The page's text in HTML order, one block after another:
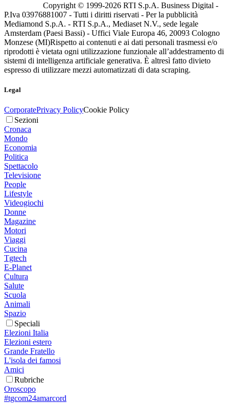
Copyright © 1999-2026 RTI S.p.A. Business Digital -
P.Iva 03976881007 - Tutti i diritti riservati - Per la pubblicità
Mediamond S.p.A. - RTI S.p.A., Mediaset N.V., sede legale
Amsterdam (Paesi Bassi) - Uffici Viale Europa 46, 20093 Cologno
Monzese (MI)Rispetto ai contenuti e ai dati personali trasmessi e/o
riprodotti è vietata ogni utilizzazione funzionale all’addestramento di
sistemi di intelligenza artificiale generativa. È altresì fatto divieto
espresso di utilizzare mezzi automatizzati di data scraping.
Legal
CorporatePrivacy PolicyCookie Policy
Sezioni
Cronaca
Mondo
Economia
Politica
Spettacolo
Televisione
People
Lifestyle
Videogiochi
Donne
Magazine
Motori
Viaggi
Cucina
Tgtech
E-Planet
Cultura
Salute
Scuola
Animali
Spazio
Speciali
Elezioni Italia
Elezioni estero
Grande Fratello
L'isola dei famosi
Amici
Rubriche
Oroscopo
#tgcom24amarcord